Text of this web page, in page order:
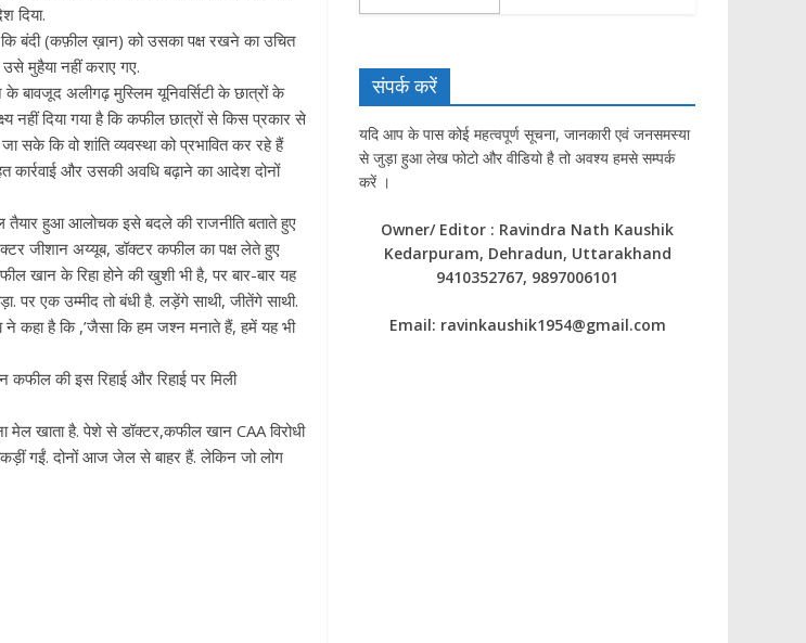
दिया.
बंदी (कफ़ील ख़ान) को उसका पक्ष रखने का उचित
मुहैया नहीं कराए गए.
बावजूद अलीगढ़ मुस्लिम यूनिवर्सिटी के छात्रों के
नहीं दिया गया है कि कफील छात्रों से किस प्रकार से
सके कि वो शांति व्यवस्था को प्रभावित कर रहे हैं
कार्रवाई और उसकी अवधि बढ़ाने का आदेश दोनों
तैयार हुआ आलोचक इसे बदले की राजनीति बताते हुए
जीशान अय्यूब, डॉक्टर कफील का पक्ष लेते हुए
खान के रिहा होने की खुशी भी है, पर बार-बार यह
एक उम्मीद तो बंधी है. लड़ेंगे साथी, जीतेंगे साथी.
ने कहा है कि ,’जैसा कि हम जश्न मनाते हैं, हमें यह भी
की इस रिहाई और रिहाई पर मिली
मेल खाता है. पेशे से डॉक्टर,कफील खान CAA विरोधी
पकड़ीं गईं. दोनों आज जेल से बाहर हैं. लेकिन जो लोग
संपर्क करें
यदि आप के पास कोई महत्वपूर्ण सूचना, जानकारी एवं जनसमस्या
से जुड़ा हुआ लेख फोटो और वीडियो है तो अवश्य हमसे सम्पर्क
करें ।
Owner/ Editor : Ravindra Nath Kaushik
Kedarpuram, Dehradun, Uttarakhand
9410352767, 9897006101
Email: ravinkaushik1954@gmail.com